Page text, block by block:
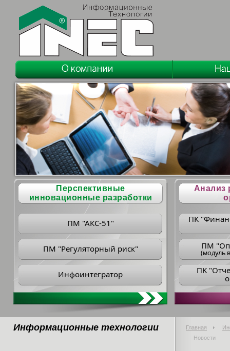
Перспективные
инновационные разработки
ПМ "АКС-51"
ПМ "Регуляторный риск"
Инфоинтегратор
Анализ
ПК
ПM
(модуль
ПK
Информационные технологии Главная
Новости